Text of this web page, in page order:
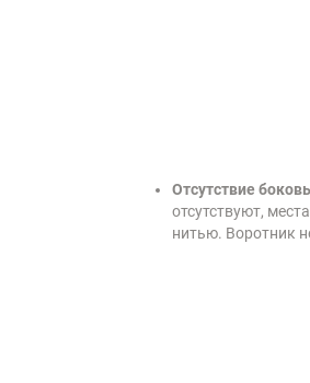
Отсутствие
отсутствуют,
нитью. Воротник